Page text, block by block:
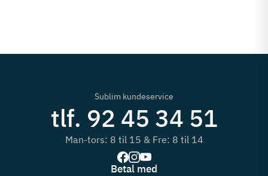
Sublim kundeservice
tlf. 92 45 34 51
Man-tors: 8 til 15 & Fre: 8 til 14
Betal med